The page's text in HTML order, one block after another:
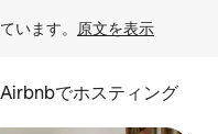
います。 原文を表示
Airbnbでホスティング